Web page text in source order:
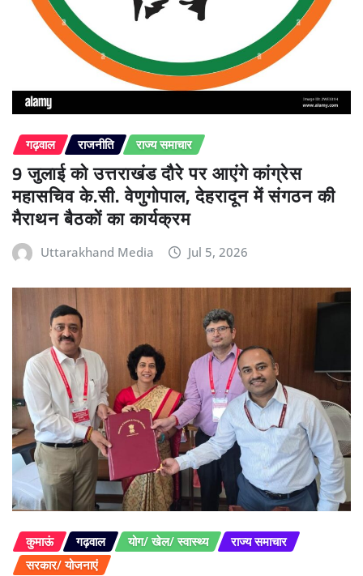
गढ़वाल राजनीति राज्य समाचार
9 जुलाई को उत्तराखंड दौरे पर आएंगे कांग्रेस
महासचिव के.सी. वेणुगोपाल, देहरादून में संगठन की
मैराथन बैठकों का कार्यक्रम
Uttarakhand Media Jul 5, 2026
कुमाऊं गढ़वाल योग/ खेल/ स्वास्थ्य
राज्य समाचार
सरकार/ योजनाएं